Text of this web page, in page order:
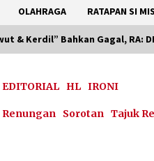
OLAHRAGA RATAPAN SI
& Kerdil” Bahkan Gagal, RA:
EDITORIAL HL IRONI
Renungan Sorotan Tajuk